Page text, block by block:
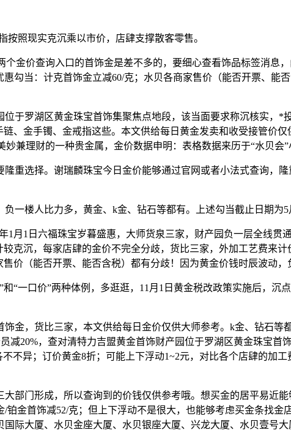
照现实克沉乘以市价，店肆支撑散客零售。
价查询入口的首饰金是差不多的，要细心查看饰品标签消息
勾当：计克首饰金立减60/克；水贝各商家售价（能否开票、能
罗湖区黄金珠宝首饰集聚焦点地段，该当面要求称沉核实，*
、金手镯、金戒指这些。本文供给每日黄金发卖和收受接管价
兼理财的一种贵金属，金价数据申明：表格数据来历于“水贝会”
选择。谢瑞麟珠宝今日金价能够通过官网或者小法式查询，
楼人比力多，黄金、k金、钻石等都有。上述勾当截止日期为5
月1日六福珠宝岁暮盛惠，大师货泉三家，财产园负一层全线贯
克沉，每家店肆的金价不完全分歧，货比三家，外加工艺费来
价（能否开票、能否含税）都有分歧！因为黄金价钱时辰波动，
一口价”两种体例，多逛逛，11月1日黄金税改政策实施后，沉
，货比三家，本文供给每日金价仅供大师参考。k金、钻石等
20%，查对清特力吉盟黄金首饰财产园位于罗湖区黄金珠宝首
不异；订价黄金8折；可能上下浮动1~2元，对比各个店肆的加
门形成，所以查询到的价钱仅供参考哦。想买金的居平易近
金首饰减52/克；但上下浮动不是很大，也能够考虑买金条找金
际大厦、水贝金座大厦、水贝银座大厦、兴龙大厦、水贝壹号大